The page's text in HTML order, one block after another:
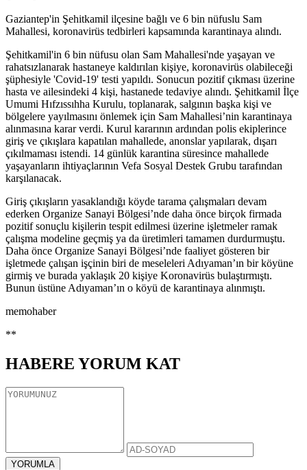
Gaziantep'in Şehitkamil ilçesine bağlı ve 6 bin nüfuslu Sam
Mahallesi, koronavirüs tedbirleri kapsamında karantinaya alındı.
Şehitkamil'in 6 bin nüfusu olan Sam Mahallesi'nde yaşayan ve
rahatsızlanarak hastaneye kaldırılan kişiye, koronavirüs olabileceği
şüphesiyle 'Covid-19' testi yapıldı. Sonucun pozitif çıkması üzerine
hasta ve ailesindeki 4 kişi, hastanede tedaviye alındı. Şehitkamil İlçe
Umumi Hıfzıssıhha Kurulu, toplanarak, salgının başka kişi ve
bölgelere yayılmasını önlemek için Sam Mahallesi’nin karantinaya
alınmasına karar verdi. Kurul kararının ardından polis ekiplerince
giriş ve çıkışlara kapatılan mahallede, anonslar yapılarak, dışarı
çıkılmaması istendi. 14 günlük karantina süresince mahallede
yaşayanların ihtiyaçlarının Vefa Sosyal Destek Grubu tarafından
karşılanacak.
Giriş çıkışların yasaklandığı köyde tarama çalışmaları devam
ederken Organize Sanayi Bölgesi’nde daha önce birçok firmada
pozitif sonuçlu kişilerin tespit edilmesi üzerine işletmeler ramak
çalışma modeline geçmiş ya da üretimleri tamamen durdurmuştu.
Daha önce Organize Sanayi Bölgesi’nde faaliyet gösteren bir
işletmede çalışan işçinin biri de meseleleri Adıyaman’ın bir köyüne
girmiş ve burada yaklaşık 20 kişiye Koronavirüs bulaştırmıştı.
Bunun üstüne Adıyaman’ın o köyü de karantinaya alınmıştı.
memohaber
**
HABERE YORUM KAT